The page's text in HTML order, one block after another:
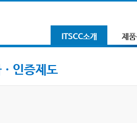
ITSCC소개 제
인증제도